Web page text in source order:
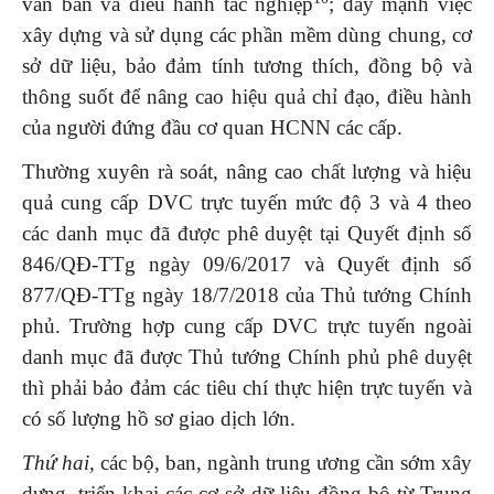
xây dựng và sử dụng các phần mềm dùng chung, cơ
sở dữ liệu, bảo đảm tính tương thích, đồng bộ và
thông suốt để nâng cao hiệu quả chỉ đạo, điều hành
của người đứng đầu cơ quan HCNN các cấp.
Thường xuyên rà soát, nâng cao chất lượng và hiệu
quả cung cấp DVC trực tuyến mức độ 3 và 4 theo
các danh mục đã được phê duyệt tại Quyết định số
846/QĐ-TTg ngày 09/6/2017 và Quyết định số
877/QĐ-TTg ngày 18/7/2018 của Thủ tướng Chính
phủ. Trường hợp cung cấp DVC trực tuyến ngoài
danh mục đã được Thủ tướng Chính phủ phê duyệt
thì phải bảo đảm các tiêu chí thực hiện trực tuyến và
có số lượng hồ sơ giao dịch lớn.
Thứ hai, các bộ, ban, ngành trung ương cần sớm xây